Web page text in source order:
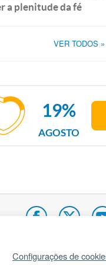
a plenitude da fé
VER TODOS »
AGOSTO
19%
site Internacional
Configurações de